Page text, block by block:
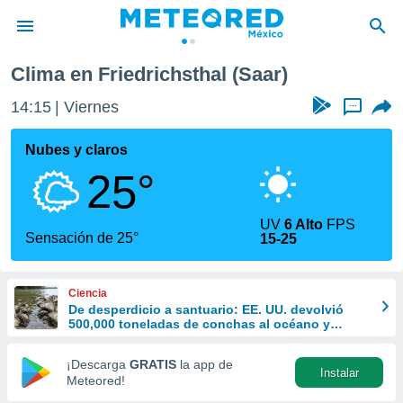
de
ha sido
calidad.
a este
las
y
forma
digital
basada
Clima en Friedrichsthal (Saar)
14:15 Viernes ...
Nubes y claros
25°
Sensación de 25°
UV6 Alto FPS
15-25
Ciencia
De desperdicio a santuario: EE. UU. devolvió
500,000 toneladas de conchas al océano y
¡Descarga GRATIS la app de
Meteored!
Instalar